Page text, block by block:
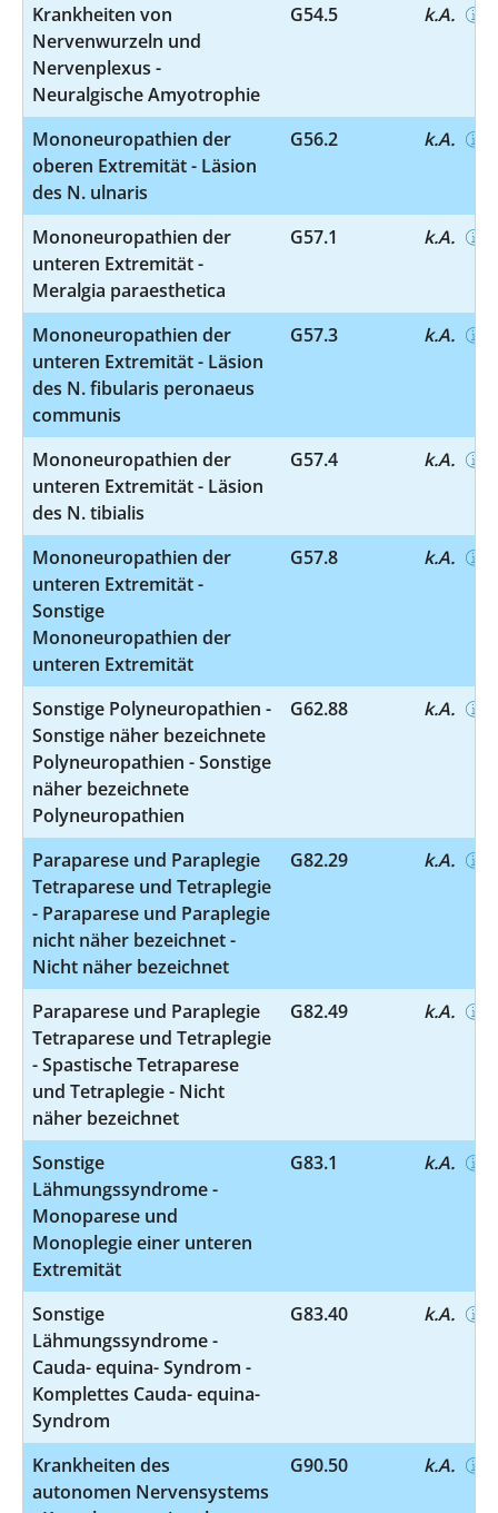
Krankheiten von
Nervenwurzeln und
Nervenplexus -
Neuralgische Amyotrophie
G54.5 k.A.
Mononeuropathien der
oberen Extremität - Läsion
des N. ulnaris
G56.2 k.A.
Mononeuropathien der
unteren Extremität -
Meralgia paraesthetica
G57.1 k.A.
Mononeuropathien der
unteren Extremität - Läsion
des N. fibularis peronaeus
communis
G57.3 k.A.
Mononeuropathien der
unteren Extremität - Läsion
des N. tibialis
G57.4 k.A.
Mononeuropathien der
unteren Extremität -
Sonstige
Mononeuropathien der
unteren Extremität
G57.8 k.A.
Sonstige Polyneuropathien -
Sonstige näher bezeichnete
Polyneuropathien - Sonstige
näher bezeichnete
Polyneuropathien
G62.88 k.A.
Paraparese und Paraplegie
Tetraparese und Tetraplegie
- Paraparese und Paraplegie
nicht näher bezeichnet -
Nicht näher bezeichnet
G82.29 k.A.
Paraparese und Paraplegie
Tetraparese und Tetraplegie
- Spastische Tetraparese
und Tetraplegie - Nicht
näher bezeichnet
G82.49 k.A.
Sonstige
Lähmungssyndrome -
Monoparese und
Monoplegie einer unteren
Extremität
G83.1 k.A.
Sonstige
Lähmungssyndrome -
Cauda- equina- Syndrom -
Komplettes Cauda- equina-
Syndrom
G83.40 k.A.
Krankheiten des
autonomen Nervensystems
G90.50 k.A.